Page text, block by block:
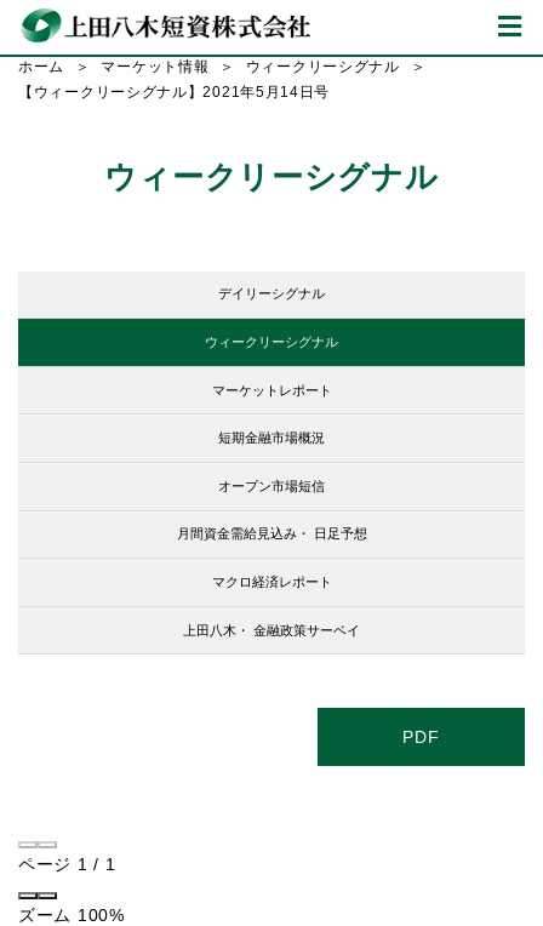
ホーム マーケット情報
ウィークリーシグナル
【ウィークリーシグナル】2021年5月14日号
ウィークリーシグナル
デイリーシグナル
ウィークリーシグナル
マーケットレポート
短期金融市場概況
オープン市場短信
月間資金需給見込み・ 日足予想
マクロ経済レポート
上田八木・ 金融政策サーベイ
PDF
ページ 1 / 1
ズーム 100%